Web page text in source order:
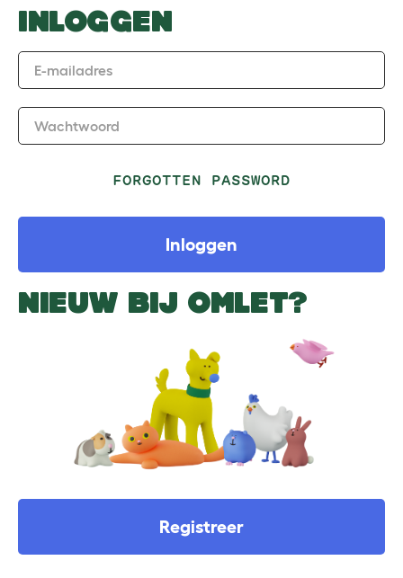
n
INLOGGEN
E-mailadres
Wachtwoord
FORGOTTEN PASSWORD
Inloggen
NIEUW BIJ OMLET?
Registreer